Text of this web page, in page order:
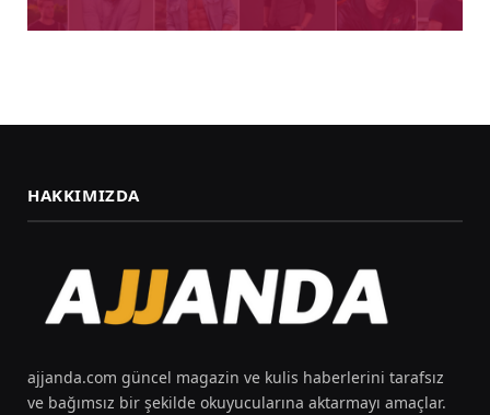
HAKKIMIZDA
ajjanda.com güncel magazin ve kulis haberlerini tarafsız
ve bağımsız bir şekilde okuyucularına aktarmayı amaçlar.